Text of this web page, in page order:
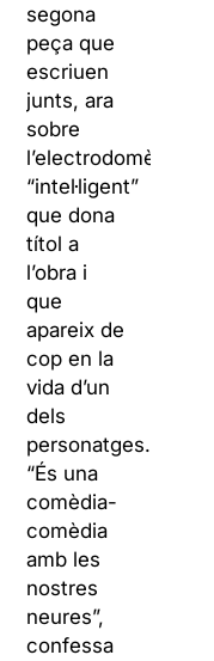
segona
peça que
escriuen
junts, ara
sobre
l’electrodomèstic
“intel·ligent”
que dona
títol a
l’obra i
que
apareix de
cop en la
vida d’un
dels
personatges.
“És una
comèdia-
comèdia
amb les
nostres
neures”,
confessa